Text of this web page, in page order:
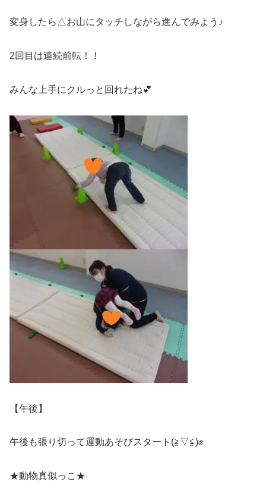
変身したら△お山にタッチしながら進んでみよう♪
2回目は連続前転！！
みんな上手にクルっと回れたね💕
【午後】
午後も張り切って運動あそびスタート(≧▽≦)✊
★動物真似っこ★